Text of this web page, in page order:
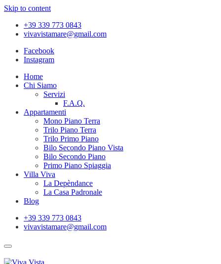
Skip to content
+39 339 773 0843
vivavistamare@gmail.com
Facebook
Instagram
Home
Chi Siamo
Servizi
F.A.Q.
Appartamenti
Mono Piano Terra
Trilo Piano Terra
Trilo Primo Piano
Bilo Secondo Piano Vista
Bilo Secondo Piano
Primo Piano Spiaggia
Villa Viva
La Depèndance
La Casa Padronale
Blog
+39 339 773 0843
vivavistamare@gmail.com